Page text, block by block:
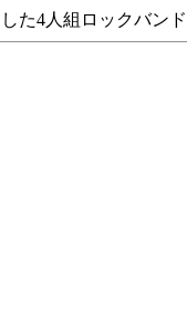
た4人組ロックバン